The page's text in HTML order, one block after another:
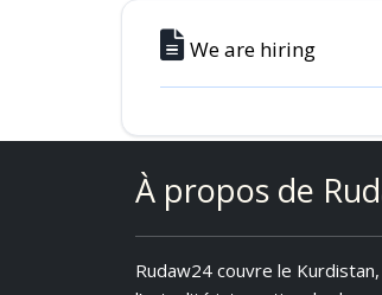
We are hiring
À propos de
Rudaw24 couvre le